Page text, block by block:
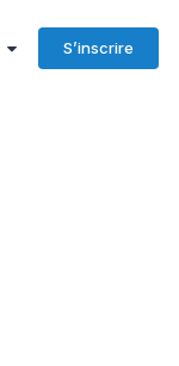
S’inscrire